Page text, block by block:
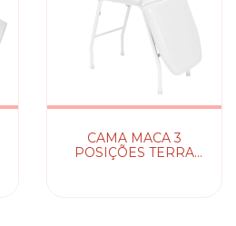
CAMA MACA 3
POSIÇÕES TERRA